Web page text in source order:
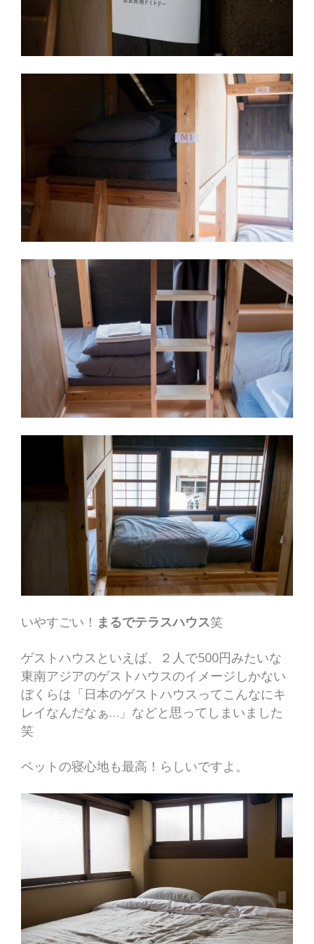
いやすごい！ まるでテラスハウス笑
ゲストハウスといえば、２人で500円みたいな
東南アジアのゲストハウスのイメージしかない
ぼくらは「日本のゲストハウスってこんなにキ
レイなんだなぁ…」などと思ってしまいました
笑
ベットの寝心地も最高！らしいですよ。